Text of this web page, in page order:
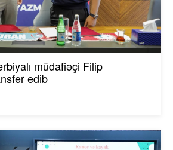
müdafiəçi Filip
edib